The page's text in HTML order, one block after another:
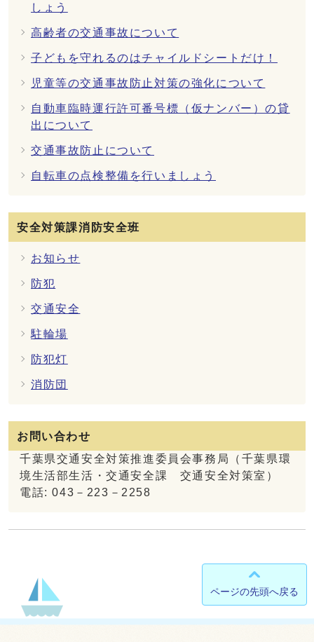
しょう
高齢者の交通事故について
子どもを守れるのはチャイルドシートだけ！
児童等の交通事故防止対策の強化について
自動車臨時運行許可番号標（仮ナンバー）の貸
出について
交通事故防止について
自転車の点検整備を行いましょう
安全対策課消防安全班
お知らせ
防犯
交通安全
駐輪場
防犯灯
消防団
お問い合わせ
千葉県交通安全対策推進委員会事務局（千葉県環
境生活部生活・交通安全課 交通安全対策室）
電話: 043－223－2258
ページの先頭へ戻る